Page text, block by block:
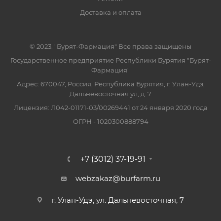
Доставка и оплата
© 2023. "Бурят-Фармация" Все права защищены
Государственное предприятие Республики Бурятия "Бурят-
Фармация"
Адрес: 670047, Россия, Республика Бурятия, г. Улан-Удэ,
Дальневосточная ул, д. 7
Лицензия: Л042-01171-03/00269441 от 24 января 2020 года
ОГРН - 1020300888794
+7 (3012) 37-19-91
webzakaz@burfarm.ru
г. Улан-Удэ, ул. Дальневосточная, 7